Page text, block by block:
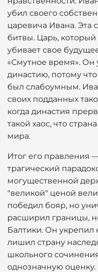
убил своего
царевича Ивана. Эта
битвы. Царь,
убивает свое
«Смутное время».
династию, потому
был слабоумным.
своих подданных
когда династия
такой хаос, что
мира.
Итог его правления
трагический
могущественной
"великой" ценой
победил бояр, но
расширил границы,
Балтики. Он укрепил
лишил страну
школьного
однозначную